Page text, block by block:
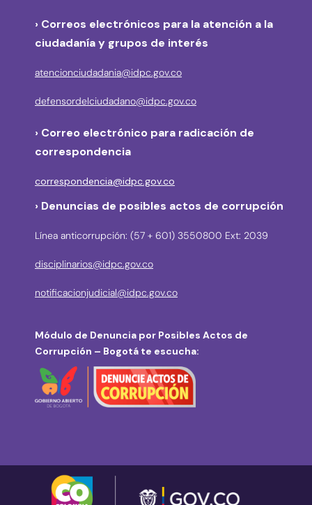
› Correos electrónicos para la atención a la
ciudadanía y grupos de interés
atencionciudadania@idpc.gov.co
defensordelciudadano@idpc.gov.co
› Correo electrónico para radicación de
correspondencia
correspondencia@idpc.gov.co
› Denuncias de posibles actos de corrupción
Línea anticorrupción: (57 + 601) 3550800 Ext: 2039
disciplinarios@idpc.gov.co
notificacionjudicial@idpc.gov.co
Módulo de Denuncia por Posibles Actos de
Corrupción – Bogotá te escucha: